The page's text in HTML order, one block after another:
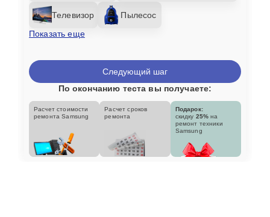
Телевизор
Пылесос
Показать еще
Следующий шаг
По окончанию теста вы получаете:
Расчет стоимости
ремонта Samsung
Расчет сроков
ремонта
Подарок:
скидку 25% на
ремонт техники
Samsung